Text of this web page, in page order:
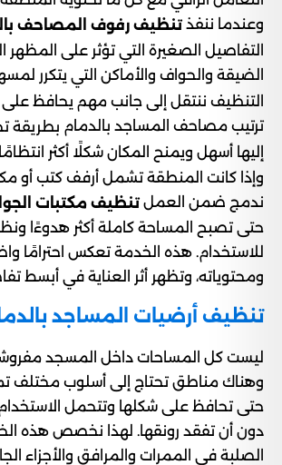
وعندما ننفذتنظيف رفوف المصاحف
التفاصيل الصغيرة التي تؤثر على المظهر
الضيقة والحواف والأماكن التي يتكرر
التنظيف ننتقل إلى جانب مهم يحافظ على
ترتيب مصاحف المساجد بالدمام بطريقة
إليها أسهل ويمنح المكان شكلًا أكثر
وإذا كانت المنطقة تشمل أرفف كتب أو
ندمج ضمن العملتنظيف مكتبات
حتى تصبح المساحة كاملة أكثر هدوءًا
للاستخدام. هذه الخدمة تعكس احترامًا
ومحتوياته، وتظهر أثر العناية في أبسط
تنظيف أرضيات المساجد
ليست كل المساحات داخل المسجد
وهناك مناطق تحتاج إلى أسلوب مختلف
حتى تحافظ على شكلها وتتحمل
دون أن تفقد رونقها. لهذا نخصص هذه
الصلبة في الممرات والمرافق والأجزاء